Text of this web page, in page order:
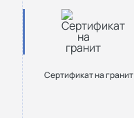
Сертификат на гранит